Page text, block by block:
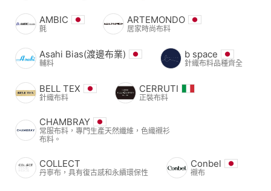
AMBIC
氈
ARTEMONDO
居家時尚布料
Asahi Bias(渡邊布業)
輔料
b space
針織布料品種齊全
BELL TEX
針織布料
CERRUTI
正裝布料
CHAMBRAY
常服布料，專門生產天然纖維，色織襯衫
布料。
COLLECT
丹寧布，具有復古感和永續環保性
Conbel
襯布